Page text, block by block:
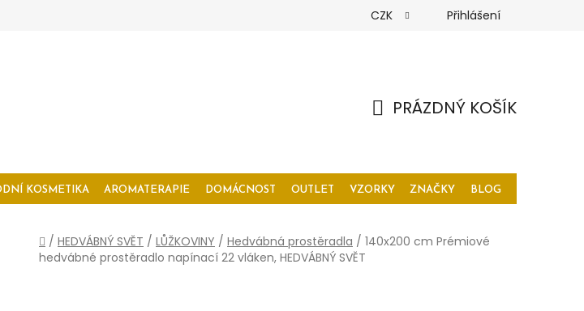
CZK Přihlášení
PRÁZDNÝ KOŠÍK
KOSMETIKA AROMATERAPIE DOMÁCNOST OUTLET VZORKY ZNAČKY BLOG
Domů
/ HEDVÁBNÝ SVĚT / LŮŽKOVINY / Hedvábná prostěradla / 140x200 cm Prémiové
hedvábné prostěradlo napínací 22 vláken, HEDVÁBNÝ SVĚT